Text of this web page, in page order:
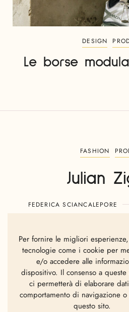
DESIGN
Le borse
FASHION
Julian
FEDERICA SCIANCALEPORE
Per fornire le migliori
tecnologie come i cookie per
e/o accedere alle
dispositivo. Il consenso a
ci permetterà di elaborare
comportamento di navigazione
questo sito.